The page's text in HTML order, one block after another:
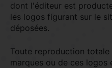
dont l'éditeur est
les logos figurant sur le
déposées.
Toute reproduction
marques ou de ces